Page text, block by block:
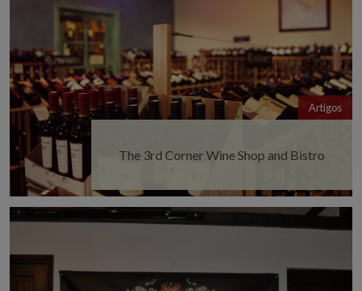
Artigos
The 3rd Corner Wine Shop and Bistro